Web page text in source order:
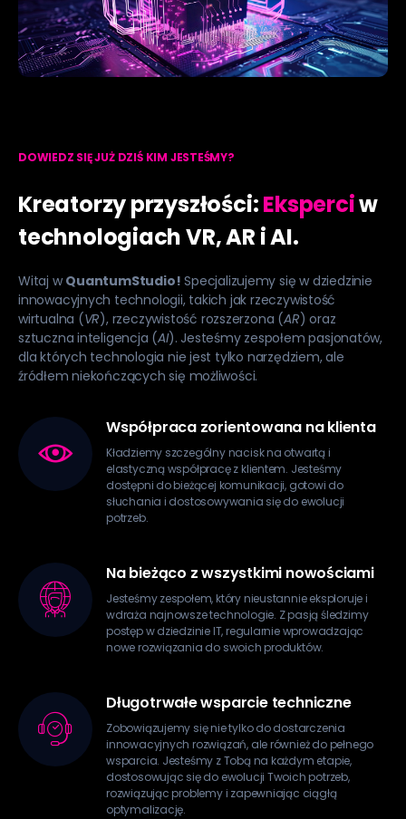
DOWIEDZ SIĘ JUŻ DZIŚ KIM JESTEŚMY?
Kreatorzy przyszłości:Eksperciw
technologiach VR, AR i AI.
Witaj w QuantumStudio! Specjalizujemy się w dziedzinie
innowacyjnych technologii, takich jak rzeczywistość
wirtualna (VR), rzeczywistość rozszerzona (AR) oraz
sztuczna inteligencja (AI). Jesteśmy zespołem pasjonatów,
dla których technologia nie jest tylko narzędziem, ale
źródłem niekończących się możliwości.
Współpraca zorientowana na klienta
Kładziemy szczególny nacisk na otwartą i
elastyczną współpracę z klientem. Jesteśmy
dostępni do bieżącej komunikacji, gotowi do
słuchania i dostosowywania się do ewolucji
potrzeb.
Na bieżąco z wszystkimi nowościami
Jesteśmy zespołem, który nieustannie eksploruje i
wdraża najnowsze technologie. Z pasją śledzimy
postęp w dziedzinie IT, regularnie wprowadzając
nowe rozwiązania do swoich produktów.
Długotrwałe wsparcie techniczne
Zobowiązujemy się nie tylko do dostarczenia
innowacyjnych rozwiązań, ale również do pełnego
wsparcia. Jesteśmy z Tobą na każdym etapie,
dostosowując się do ewolucji Twoich potrzeb,
rozwiązując problemy i zapewniając ciągłą
optymalizację.